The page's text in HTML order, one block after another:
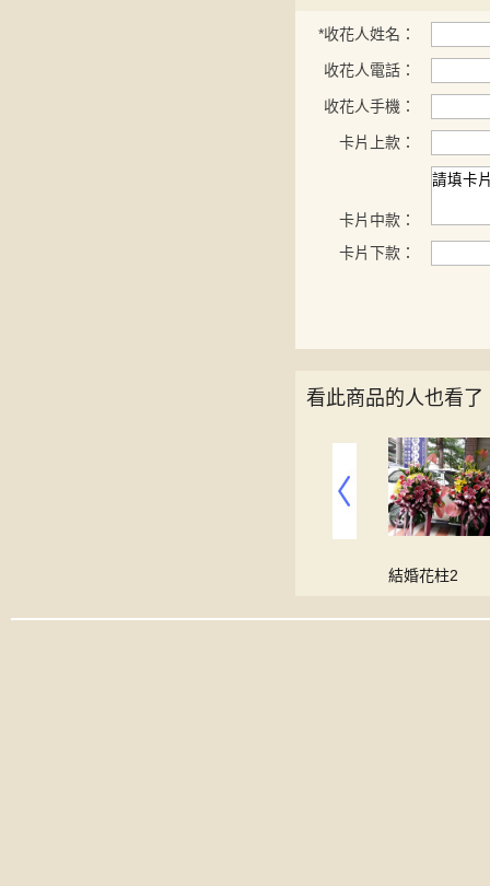
*收花人姓名：
收花人電話：
收花人手機：
卡片上款：
卡片中款：
卡片下款：
看此商品的人也看了
結婚花柱2